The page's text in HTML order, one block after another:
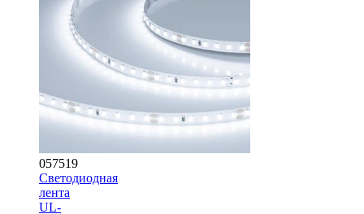
057519
Светодиодная
лента
UL-